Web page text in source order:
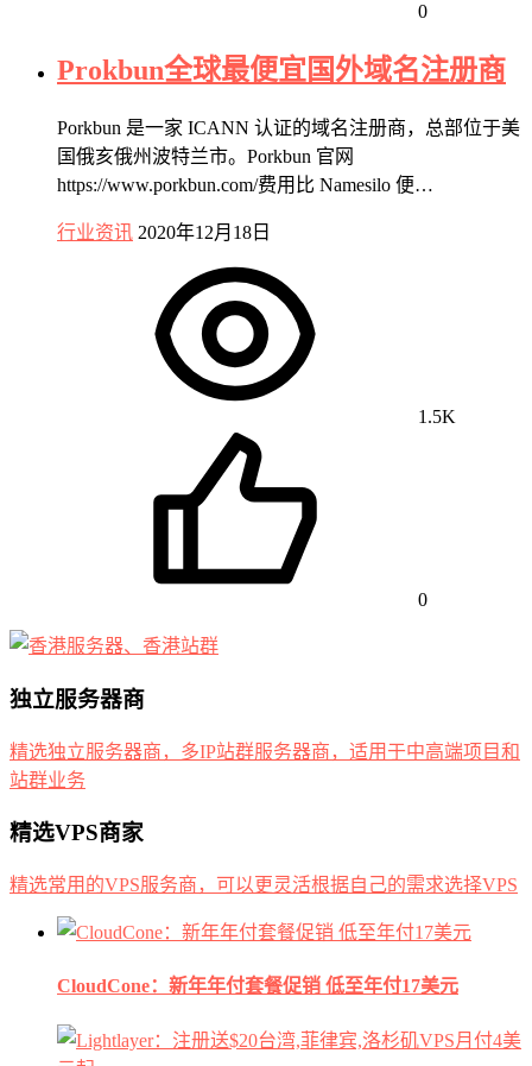
0
Prokbun全球最便宜国外域名注册商
Porkbun 是一家 ICANN 认证的域名注册商，总部位于美
国俄亥俄州波特兰市。Porkbun 官网
https://www.porkbun.com/费用比 Namesilo 便…
行业资讯 2020年12月18日
1.5K
0
独立服务器商
精选独立服务器商，多IP站群服务器商，适用于中高端项目和
站群业务
精选VPS商家
精选常用的VPS服务商，可以更灵活根据自己的需求选择VPS
CloudCone：新年年付套餐促销 低至年付17美元